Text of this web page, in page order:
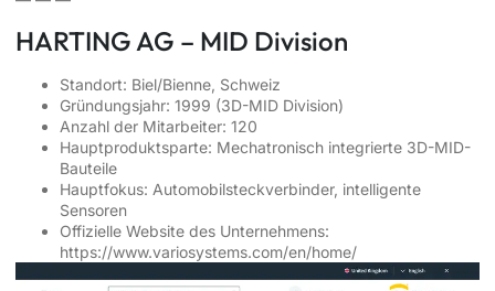
HARTING AG – MID Division
Standort: Biel/Bienne, Schweiz
Gründungsjahr: 1999 (3D-MID Division)
Anzahl der Mitarbeiter: 120
Hauptproduktsparte: Mechatronisch integrierte 3D-MID-
Bauteile
Hauptfokus: Automobilsteckverbinder, intelligente
Sensoren
Offizielle Website des Unternehmens:
https://www.variosystems.com/en/home/